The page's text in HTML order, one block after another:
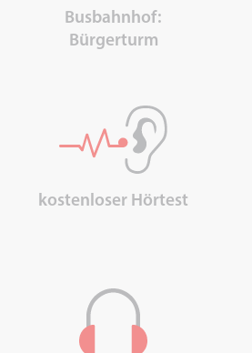
Busbahnhof:
Bürgerturm
kostenloser Hörtest